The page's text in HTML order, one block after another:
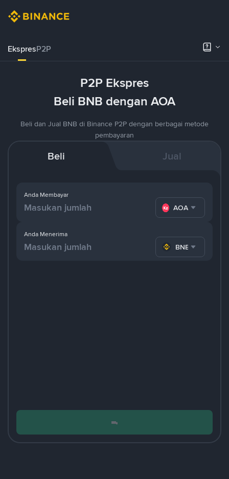
EkspresP2P
P2P Ekspres
Beli BNB dengan AOA
Beli dan Jual BNB di Binance P2P dengan berbagai metode
pembayaran
Beli Jual
Anda Membayar
AOA
Anda Menerima
BNB